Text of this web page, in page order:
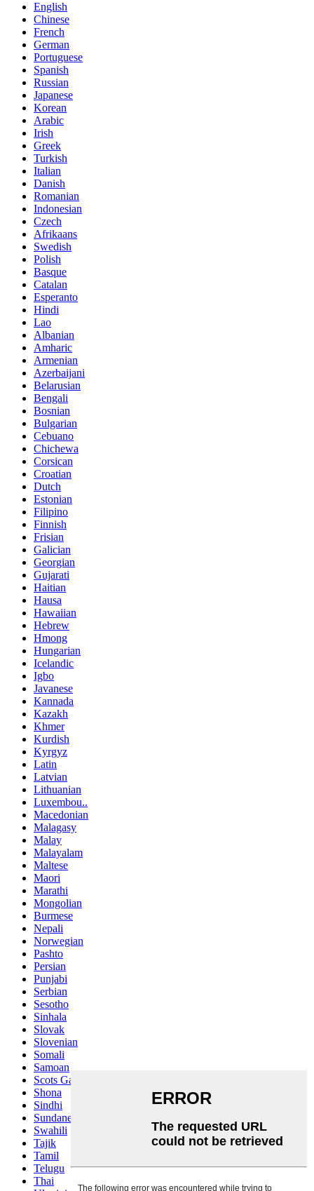
English
Chinese
French
German
Portuguese
Spanish
Russian
Japanese
Korean
Arabic
Irish
Greek
Turkish
Italian
Danish
Romanian
Indonesian
Czech
Afrikaans
Swedish
Polish
Basque
Catalan
Esperanto
Hindi
Lao
Albanian
Amharic
Armenian
Azerbaijani
Belarusian
Bengali
Bosnian
Bulgarian
Cebuano
Chichewa
Corsican
Croatian
Dutch
Estonian
Filipino
Finnish
Frisian
Galician
Georgian
Gujarati
Haitian
Hausa
Hawaiian
Hebrew
Hmong
Hungarian
Icelandic
Igbo
Javanese
Kannada
Kazakh
Khmer
Kurdish
Kyrgyz
Latin
Latvian
Lithuanian
Luxembou..
Macedonian
Malagasy
Malay
Malayalam
Maltese
Maori
Marathi
Mongolian
Burmese
Nepali
Norwegian
Pashto
Persian
Punjabi
Serbian
Sesotho
Sinhala
Slovak
Slovenian
Somali
Samoan
Scots Gaelic
Shona
Sindhi
Sundanese
Swahili
Tajik
Tamil
Telugu
Thai